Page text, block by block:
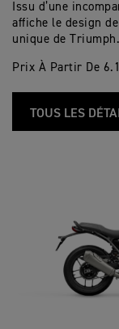
Issu d’une
affiche le design
unique de Triumph.
Prix À Partir De
TOUS LES